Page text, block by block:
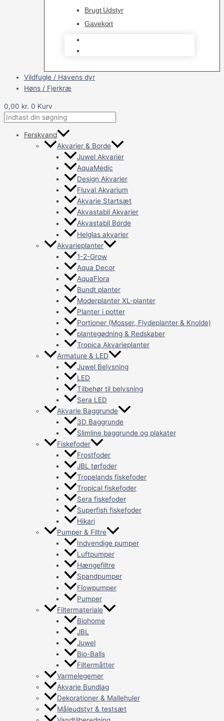
Brugt Udstyr
Gavekort
Vildfugle / Havens dyr
Høns / Fjerkræ
0,00 kr. 0 Kurv
Ferskvand
Akvarier & Borde
Juwel Akvarier
AquaMedic
Design Akvarier
Fluval Akvarium
Akvarie Startsæt
Akvastabil Akvarier
Akvastabil Borde
Helglas akvarier
Akvarieplanter
1-2-Grow
Aqua Decor
AquaFlora
Bundt planter
Moderplanter XL-planter
Planter i potter
Portioner (Mosser, Flydeplanter & Knolde)
plantegødning & Redskaber
Tropica Akvarieplanter
Armature & LED
Juwel Belysning
LED
Tilbehør til belysning
Sera LED
Akvarie Baggrunde
3D Baggrunde
Slimline baggrunde og plakater
Fiskefoder
Frostfoder
JBL tørfoder
Tropelands fiskefoder
Tropical fiskefoder
Sera fiskefoder
Superfish fiskefoder
Hikari
Pumper & Filtre
Indvendige pumper
Luftpumper
Hængefiltre
Spandpumper
Flowpumper
Pumper
Filtermateriale
Biohome
JBL
Juwel
Bio-Balls
Filtermåtter
Varmelegemer
Akvarie Bundlag
Dekorationer & Mallehuler
Måleudstyr & testsæt